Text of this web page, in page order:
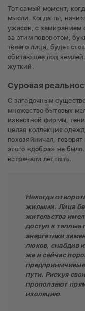
Тот самый момент,
мысли. Когда ты,
ужасов, с замиранием
за этим поворотом,
твоего лица, будет
обитающее под
жуткий.
Суровая
С загадочным
множество бытовых
известной фирмы,
целая коллекция
похозяйничал,
этого «добра» не
встречали лет пять.
Некогда
жилыми. Лица
жительства
доступ в
энергетики
люков, снабдив
же и сейчас
пути. Рискуя
проползают
изоляцию.